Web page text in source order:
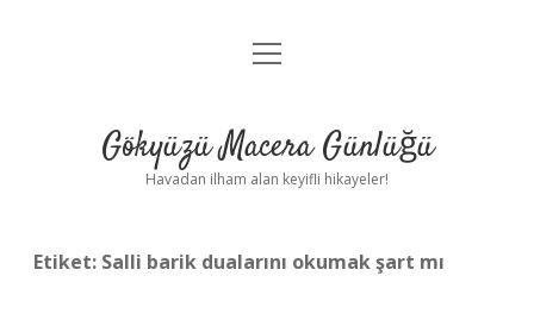
Anasayfa
Yasal Uyarı
menüyü
Gökyüzü Macera Günlüğü
Havadan ilham alan keyifli hikayeler!
Etiket: Salli barik dualarını okumak şart mı